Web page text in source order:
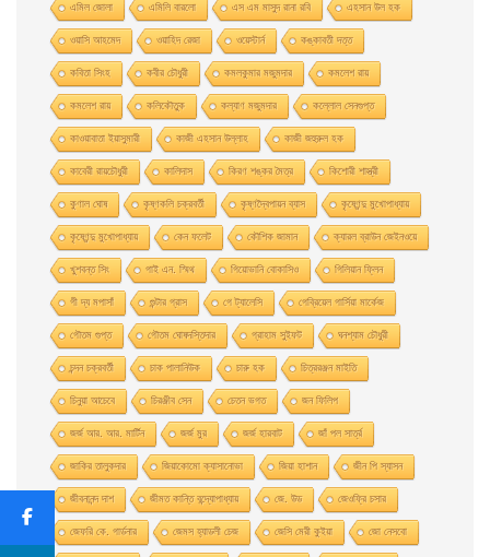
এমিল জোলা এমিলি বারলো এস এম মাসুদ রানা রবি এহসান উল হক
ওয়াসি আহমেদ ওয়াহিদ রেজা ওয়েস্টার্ন কঙ্কাবতী দত্ত
কবিতা সিংহ কবীর চৌধুরী কমলকুমার মজুমদার কমলেশ রায়
কমলেশ রায় কলিকৌতুক কল্যাণ মজুমদার কল্লোল সেনগুপ্ত
কাওয়াবাতা ইয়াসুমারী কাজী এহসান উল্লাহ কাজী জহুরুল হক
কাবেরী রায়চৌধুরী কালিদাস কিরণ শঙ্কর মৈত্র কিশোরী শাস্ত্রী
কুণাল ঘোষ কৃষ্ণকলি চক্রবর্তী কৃষ্ণদ্বৈপায়ন ব্যাস কৃষ্ণেন্দু মুখােপাধ্যায়
কৃষ্ণেন্দু মুখোপাধ্যায় কেন ফলেট কৌশিক জামান ক্যারল ব্রাউন জেইনওয়ে
খুশবন্ত সিং গাই এন. স্মিথ গিয়ােভানি বােকাসিও গিলিয়ান ফ্লিন
গী দ্য মপাসাঁ গুন্টার গ্রাস গে ট্যালেসি গেব্রিয়েল গার্সিয়া মার্কেজ
গৌতম গুপ্ত গৌতম ঘোষদস্তিদার গ্রাহাম সুইফট ঘনশ্যাম চৌধুরী
চন্দন চক্রবর্তী চাক পালানিউক চারু হক চিত্ররঞ্জন মাইতি
চিনুয়া আচেবে চিরঞ্জীব সেন চেতন ভগত জন ফিলিপ
জর্জ আর. আর. মার্টিন জর্জ মুর জর্জ হারবাট জাঁ পল সার্ত্র
জাকির তালুকদার জিয়াকোমাে ক্যাসানােভা জিয়া হাশান জীন পি স্যাসন
জীবনানন্দ দাশ জীমত কান্তি বন্দ্যোপাধ্যায় জে. উড জেওফ্রি চসার
জেফরি কে. গার্ডনার জেমস হ্যাডলী চেজ জেসি মেরী কুইয়া জো নেসবো